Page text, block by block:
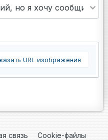
URL изображения
связь Cookie-файлы